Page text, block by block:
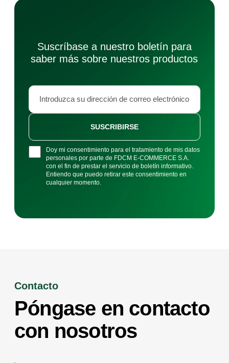
Suscríbase a nuestro boletín para
saber más sobre nuestros productos
Doy mi consentimiento para el tratamiento de mis datos
personales por parte de FDCM E-COMMERCE S.A.
con el fin de prestar el servicio de boletín informativo.
Entiendo que puedo retirar este consentimiento en
cualquier momento.
SUSCRIBIRSE
Contacto
Póngase en contacto
con nosotros